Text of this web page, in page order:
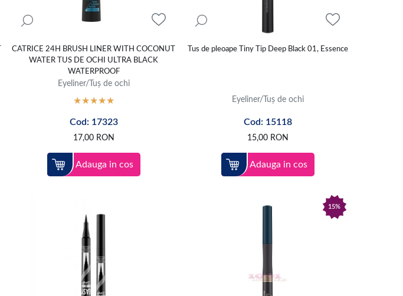
CATRICE 24H BRUSH LINER WITH COCONUT
WATER TUS DE OCHI ULTRA BLACK
WATERPROOF
Eyeliner/Tuș de ochi
Cod: 17323
17,00 RON
Adauga in cos
Tus de pleoape Tiny Tip Deep Black 01, Essence
Eyeliner/Tuș de ochi
Cod: 15118
15,00 RON
Adauga in cos
15%